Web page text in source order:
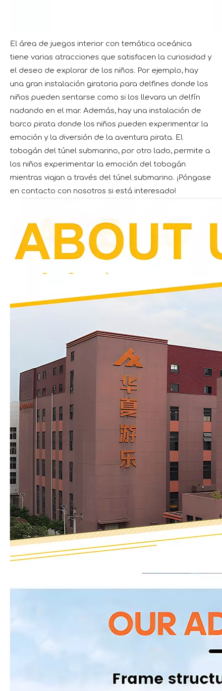
El área de juegos interior con temática oceánica
tiene varias atracciones que satisfacen la curiosidad y
el deseo de explorar de los niños. Por ejemplo, hay
una gran instalación giratoria para delfines donde los
niños pueden sentarse como si los llevara un delfín
nadando en el mar. Además, hay una instalación de
barco pirata donde los niños pueden experimentar la
emoción y la diversión de la aventura pirata. El
tobogán del túnel submarino, por otro lado, permite a
los niños experimentar la emoción del tobogán
mientras viajan a través del túnel submarino. ¡Póngase
en contacto con nosotros si está interesado!